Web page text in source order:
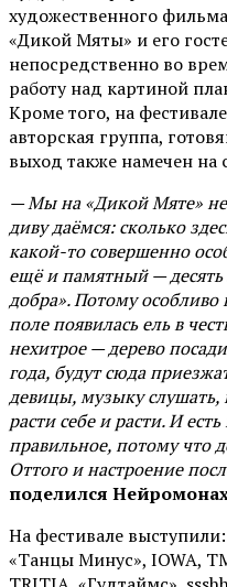
художественного
«Дикой Мяты» и его
непосредственно во
работу над картиной
Кроме того, на
авторская группа,
выход также намечен
— Мы на «Дикой Мяте»
диву даёмся: сколько
какой-то совершенно
ещё и памятный —
добра». Потому
поле появилась ель в
нехитрое — дерево
года, будут сюда
девицы, музыку слушать,
расти себе и расти. И
правильное, потому что
Оттого и настроение
поделился
На фестивале
«Танцы Минус», IOWA,